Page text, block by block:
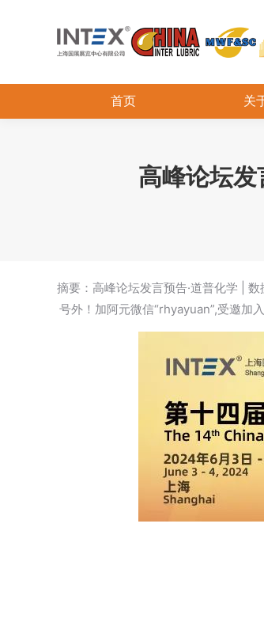
首页 关
高峰论坛
摘要：高峰论坛发言预告·道普化学 |
号外！加阿元微信“rhyayuan”,受邀加